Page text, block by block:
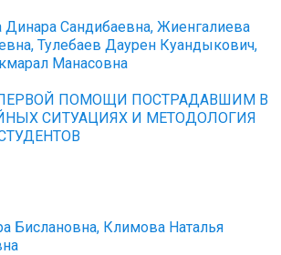
Сандибаевна, Жиенгалиева
Тулебаев Даурен Куандыкович,
Манасовна
ПОМОЩИ ПОСТРАДАВШИМ В
СИТУАЦИЯХ И МЕТОДОЛОГИЯ
Бислановна, Климова Наталья